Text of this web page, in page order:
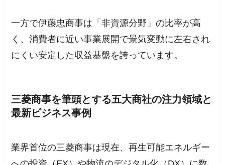
一方で伊藤忠商事は「非資源分野」の比率が高
く、消費者に近い事業展開で景気変動に左右され
にくい安定した収益基盤を誇っています。
三菱商事を筆頭とする五大商社の注力領域と
最新ビジネス事例
業界首位の三菱商事は現在、再生可能エネルギー